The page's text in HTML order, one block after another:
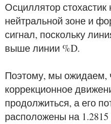
Осциллятор стохастик
нейтральной зоне и
сигнал, поскольку
выше линии %D.
Поэтому, мы ожидаем,
коррекционное
продолжиться, а его
расположены на 1.2815